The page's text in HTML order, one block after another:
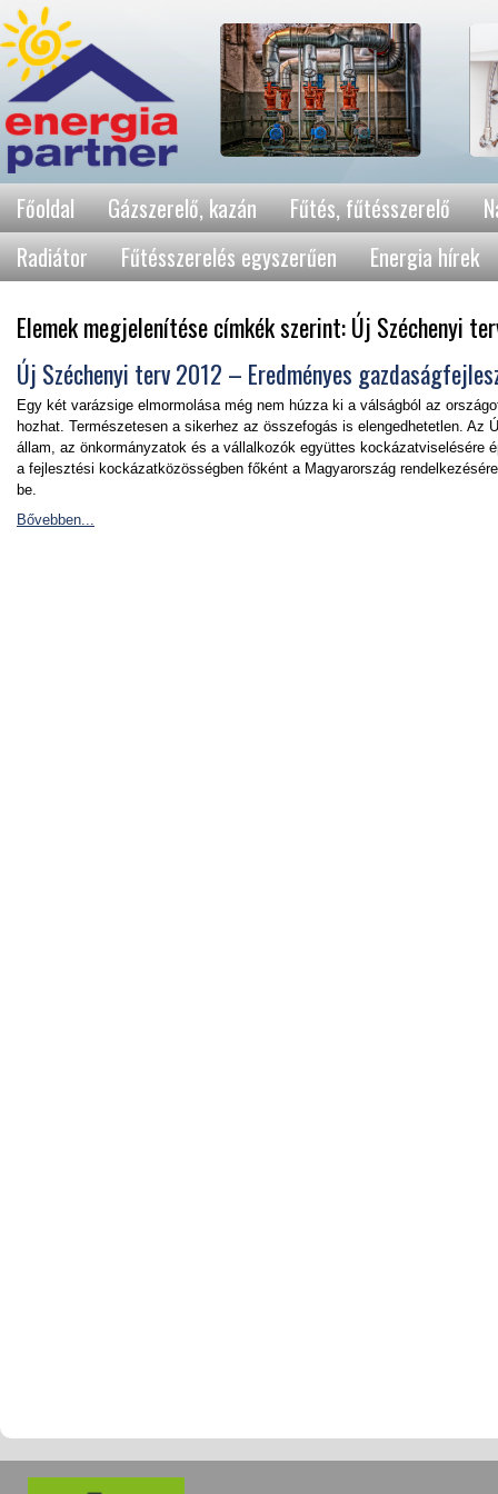
Főoldal Gázszerelő, kazán Fűtés, fűtésszerelő
Radiátor
Fűtésszerelés egyszerűen Energia hírek
Elemek megjelenítése címkék szerint: Új Széchenyi
Új Széchenyi terv 2012 – Eredményes
Egy két varázsige elmormolása még nem húzza ki a válságból az
hozhat. Természetesen a sikerhez az összefogás is elengedhetetlen. Az
állam, az önkormányzatok és a vállalkozók együttes kockázatviselésére
a fejlesztési kockázatközösségben főként a Magyarország
be.
Bővebben...